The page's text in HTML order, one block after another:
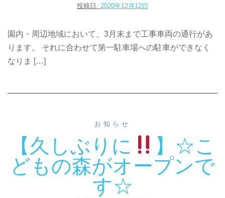
投稿日: 2020年12月12日
園内・周辺地域において、3月末まで工事車両の通行があ
ります。 それに合わせて第一駐車場への駐車ができなく
なりま […]
お知らせ
【久しぶりに
】☆こ
どもの森がオープンで
す☆